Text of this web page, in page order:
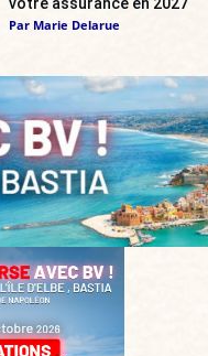
Par Marie Delarue